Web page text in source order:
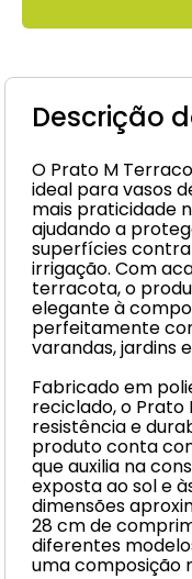
Descrição
O Prato M
ideal para vasos
mais praticidade
ajudando a
superfícies
irrigação. Com
terracota, o
elegante à
perfeitamente
varandas, jardins
Fabricado em
reciclado, o Prato
resistência e
produto conta
que auxilia na
exposta ao sol e
dimensões
28 cm de
diferentes
uma composição